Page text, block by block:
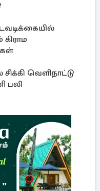
வெளிநாட்டு
பலி